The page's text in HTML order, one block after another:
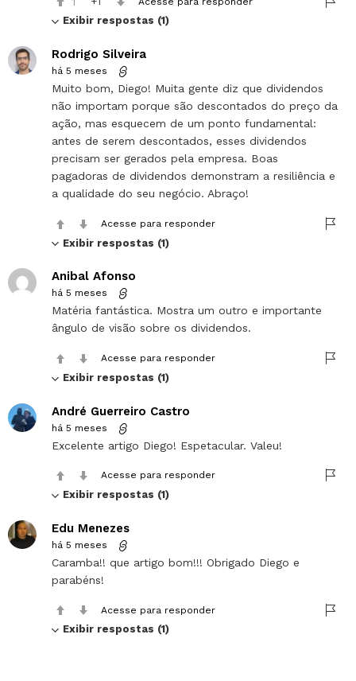
Exibir respostas (1)
Rodrigo Silveira
há 5 meses
Muito bom, Diego! Muita gente diz que dividendos
não importam porque são descontados do preço da
ação, mas esquecem de um ponto fundamental:
antes de serem descontados, esses dividendos
precisam ser gerados pela empresa. Boas
pagadoras de dividendos demonstram a resiliência e
a qualidade do seu negócio. Abraço!
Acesse para responder
Exibir respostas (1)
Anibal Afonso
há 5 meses
Matéria fantástica. Mostra um outro e importante
ângulo de visão sobre os dividendos.
Acesse para responder
Exibir respostas (1)
André Guerreiro Castro
há 5 meses
Excelente artigo Diego! Espetacular. Valeu!
Acesse para responder
Exibir respostas (1)
Edu Menezes
há 5 meses
Caramba!! que artigo bom!!! Obrigado Diego e
parabéns!
Acesse para responder
Exibir respostas (1)